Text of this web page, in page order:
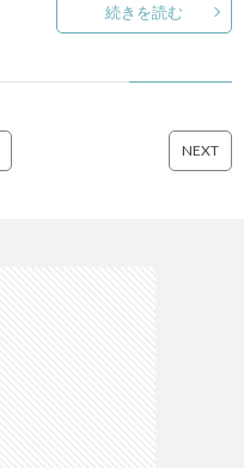
続きを読む
NEXT